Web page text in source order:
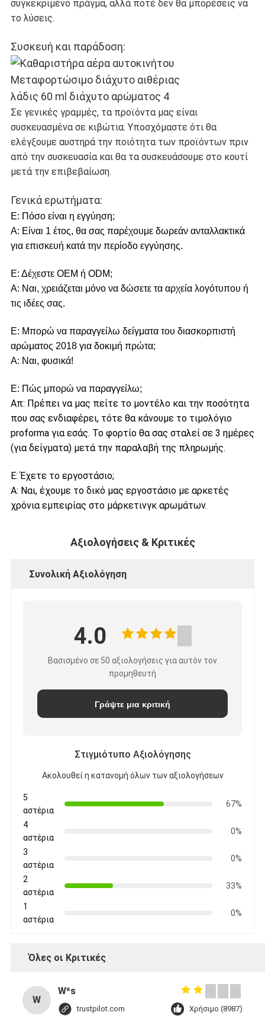
συγκεκριμένο πράγμα, αλλά ποτέ δεν θα μπορέσεις να
το λύσεις.
Συσκευή και παράδοση:
Σε γενικές γραμμές, τα προϊόντα μας είναι
συσκευασμένα σε κιβώτια. Υποσχόμαστε ότι θα
ελέγξουμε αυστηρά την ποιότητα των προϊόντων πριν
από την συσκευασία και θα τα συσκευάσουμε στο κουτί
μετά την επιβεβαίωση.
Γενικά ερωτήματα:
Ε: Πόσο είναι η εγγύηση;
Α: Είναι 1 έτος, θα σας παρέχουμε δωρεάν ανταλλακτικά
για επισκευή κατά την περίοδο εγγύησης.
Ε: Δέχεστε OEM ή ODM;
Α: Ναι, χρειάζεται μόνο να δώσετε τα αρχεία λογότυπου ή
τις ιδέες σας.
Ε: Μπορώ να παραγγείλω δείγματα του διασκορπιστή
αρώματος 2018 για δοκιμή πρώτα;
Α: Ναι, φυσικά!
Ε: Πώς μπορώ να παραγγείλω;
Απ: Πρέπει να μας πείτε το μοντέλο και την ποσότητα
που σας ενδιαφέρει, τότε θα κάνουμε το τιμολόγιο
proforma για εσάς. Το φορτίο θα σας σταλεί σε 3 ημέρες
(για δείγματα) μετά την παραλαβή της πληρωμής.
Ε: Έχετε το εργοστάσιο;
Α: Ναι, έχουμε το δικό μας εργοστάσιο με αρκετές
χρόνια εμπειρίας στο μάρκετινγκ αρωμάτων.
Αξιολογήσεις & Κριτικές
Συνολική Αξιολόγηση
4.0
Βασισμένο σε 50 αξιολογήσεις για αυτόν τον
προμηθευτή
Γράψτε μια κριτική
Στιγμιότυπο Αξιολόγησης
Ακολουθεί η κατανομή όλων των αξιολογήσεων
5
αστέρια
67%
4
αστέρια
0%
3
αστέρια
0%
2
αστέρια
33%
1
αστέρια
0%
Όλες οι Κριτικές
W
W*s
trustpilot.com Χρήσιμο (8987)